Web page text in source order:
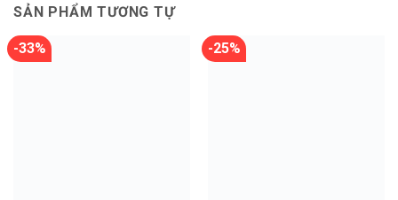
SẢN PHẨM TƯƠNG TỰ
-33% -25%